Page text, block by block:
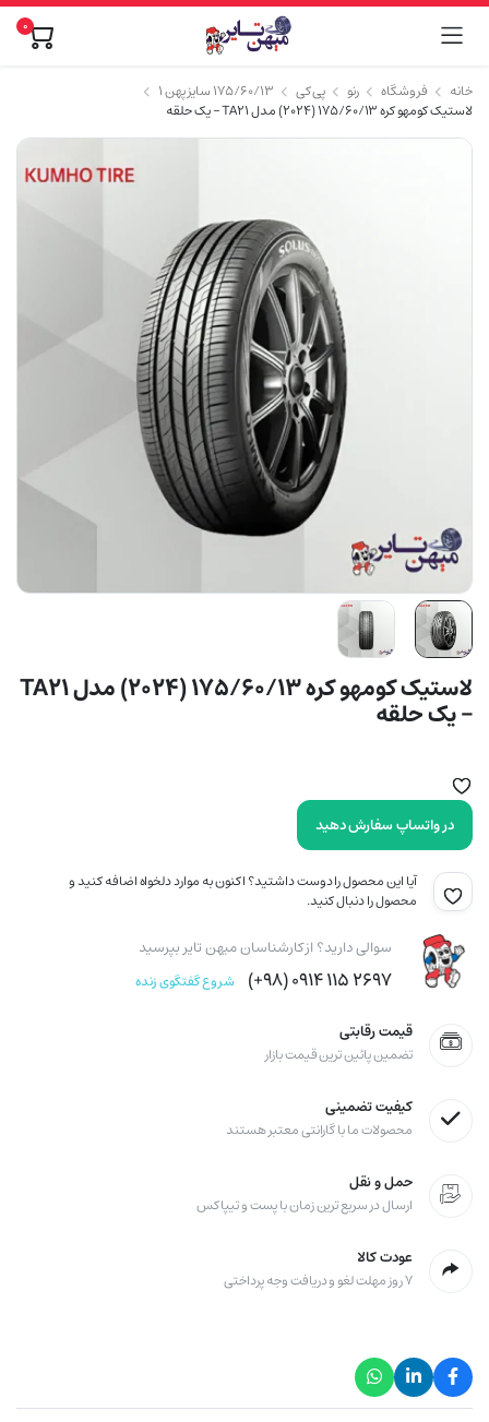
0
خانه فروشگاه رنو پی کی
۱۷۵/۶۰/۱۳ سایز پهن ۱
لاستیک کومهو کره 175/60/13 (2024) مدل TA21 – یک حلقه
لاستیک کومهو کره 175/60/13 (2024) مدل TA21
– یک حلقه
در واتساپ سفارش دهید
آیا این محصول را دوست داشتید؟ اکنون به موارد دلخواه اضافه کنید و
محصول را دنبال کنید.
سوالی دارید؟ از کارشناسان میهن تایر بپرسید
۲۶۹۷ ۱۱۵ ۰۹۱۴ (۹۸+) شروع گفتگوی زنده
قیمت رقابتی
تضمین پائین ترین قیمت بازار
کیفیت تضمینی
محصولات ما با گارانتی معتبر هستند
حمل و نقل
ارسال در سریع ترین زمان با پست و تیپاکس
عودت کالا
۷ روز مهلت لغو و دریافت وجه پرداختی